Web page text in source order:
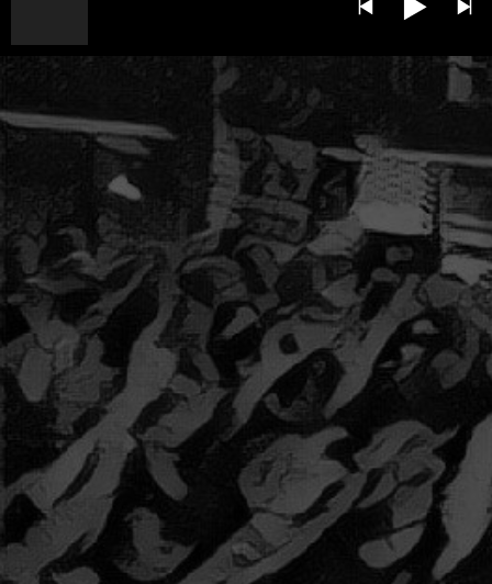
Deutschland nach einer langen USA Tour im
September und Oktober im Nuke Club Berlin.
Gemeinsam mit den Labelfreunden Devil-M und
Oberer Totpunkt werden Das Ich auch einen Einblick
in die neuen Songs des kommenden Albums geben.
NIETZSCHE SESSION 1
22. May 2019
by Bruno
Live Session from Danse Macabre Studio. Das
nächtliche Geheimnis Gestern Nachts, als Alles
schlief, Kaum der Wind mit ungewissen Seufzern
durch die Gassen lief, Gab mir Ruhe nicht das Kissen,
Noch der Mohn, noch, was sonst tief Schlafen macht
– ein gut Gewissen. Endlich schlug ich mir den Schlaf
Aus dem Sinn und lief zum Strande. Mondhell war’s
und mild – ich traf Mann und Kahn auf warmem
Sande, Schläfrig beide, Hirt und Schaf: – Schläfrig
stiess der Kahn vom […]
20. June 2018
by Bruno